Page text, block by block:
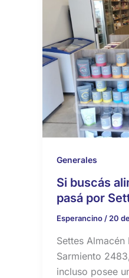
Generales
Si buscás
pasá por
Esperancino / 20
Settes
Sarmiento
incluso posee